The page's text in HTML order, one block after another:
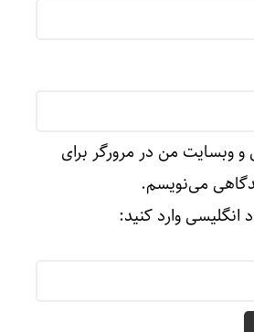
و وبسایت من در مرورگر برای
می‌نویسم.
انگلیسی وارد کنید: